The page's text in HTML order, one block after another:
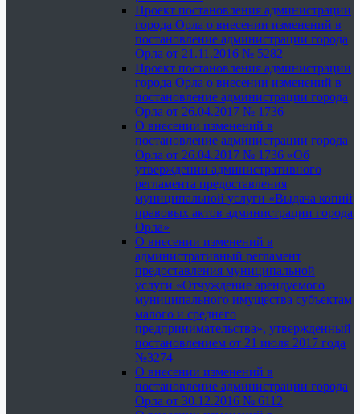
Проект постановления администрации
города Орла о внесении изменений в
постановление администрации города
Орла от 21.11.2016 № 5282
Проект постановления администрации
города Орла о внесении изменений в
постановление администрации города
Орла от 26.04.2017 № 1736
О внесении изменений в
постановление администрации города
Орла от 26.04.2017 № 1736 «Об
утверждении административного
регламента предоставления
муниципальной услуги «Выдача копий
правовых актов администрации города
Орла»
О внесении изменений в
административный регламент
предоставления муниципальной
услуги «Отчуждение арендуемого
муниципального имущества субъектам
малого и среднего
предпринимательства», утвержденный
постановлением от 21 июля 2017 года
№3274
О внесении изменений в
постановление администрации города
Орла от 30.12.2016 № 6112